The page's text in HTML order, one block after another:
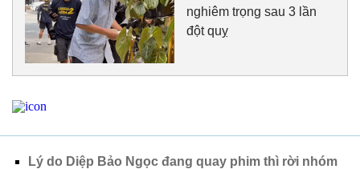
nghiêm trọng sau 3 lần
đột quỵ
Lý do Diệp Bảo Ngọc đang quay phim thì rời nhóm